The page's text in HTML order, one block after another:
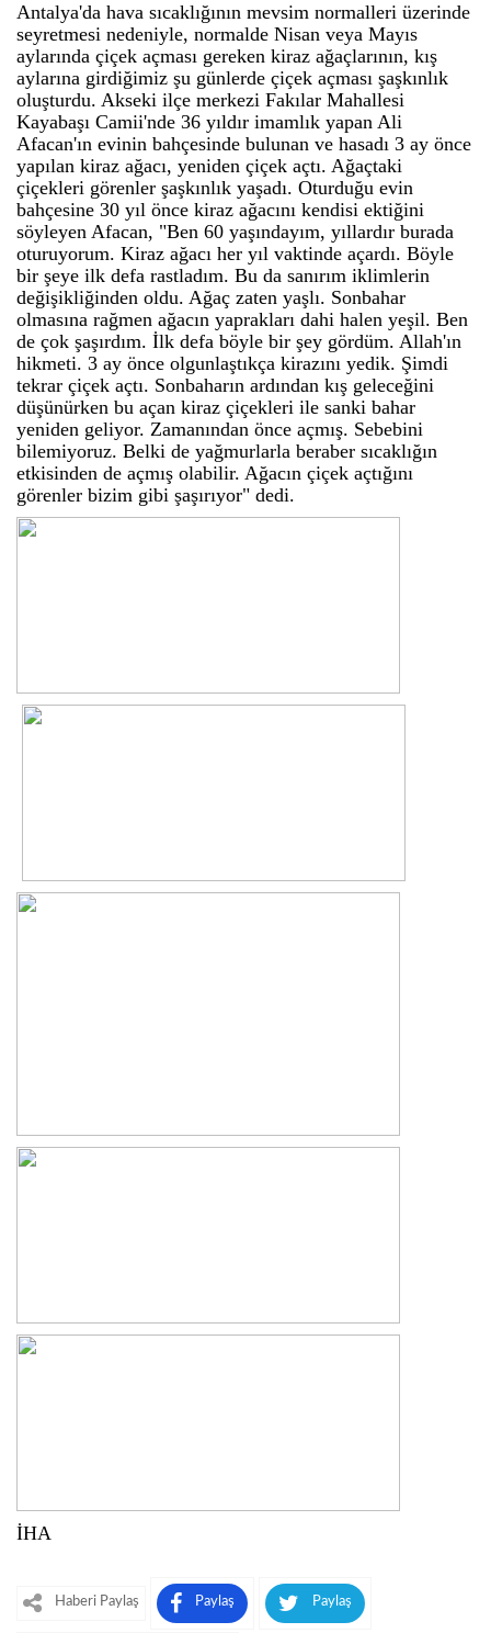
Antalya'da hava sıcaklığının mevsim normalleri üzerinde
seyretmesi nedeniyle, normalde Nisan veya Mayıs
aylarında çiçek açması gereken kiraz ağaçlarının, kış
aylarına girdiğimiz şu günlerde çiçek açması şaşkınlık
oluşturdu. Akseki ilçe merkezi Fakılar Mahallesi
Kayabaşı Camii'nde 36 yıldır imamlık yapan Ali
Afacan'ın evinin bahçesinde bulunan ve hasadı 3 ay önce
yapılan kiraz ağacı, yeniden çiçek açtı. Ağaçtaki
çiçekleri görenler şaşkınlık yaşadı. Oturduğu evin
bahçesine 30 yıl önce kiraz ağacını kendisi ektiğini
söyleyen Afacan, "Ben 60 yaşındayım, yıllardır burada
oturuyorum. Kiraz ağacı her yıl vaktinde açardı. Böyle
bir şeye ilk defa rastladım. Bu da sanırım iklimlerin
değişikliğinden oldu. Ağaç zaten yaşlı. Sonbahar
olmasına rağmen ağacın yaprakları dahi halen yeşil. Ben
de çok şaşırdım. İlk defa böyle bir şey gördüm. Allah'ın
hikmeti. 3 ay önce olgunlaştıkça kirazını yedik. Şimdi
tekrar çiçek açtı. Sonbaharın ardından kış geleceğini
düşünürken bu açan kiraz çiçekleri ile sanki bahar
yeniden geliyor. Zamanından önce açmış. Sebebini
bilemiyoruz. Belki de yağmurlarla beraber sıcaklığın
etkisinden de açmış olabilir. Ağacın çiçek açtığını
görenler bizim gibi şaşırıyor" dedi.
İHA
Haberi Paylaş Paylaş Paylaş